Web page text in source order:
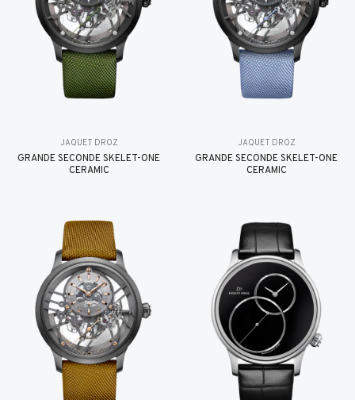
JAQUET DROZ
GRANDE SECONDE SKELET-ONE
CERAMIC
JAQUET DROZ
GRANDE SECONDE SKELET-ONE
CERAMIC